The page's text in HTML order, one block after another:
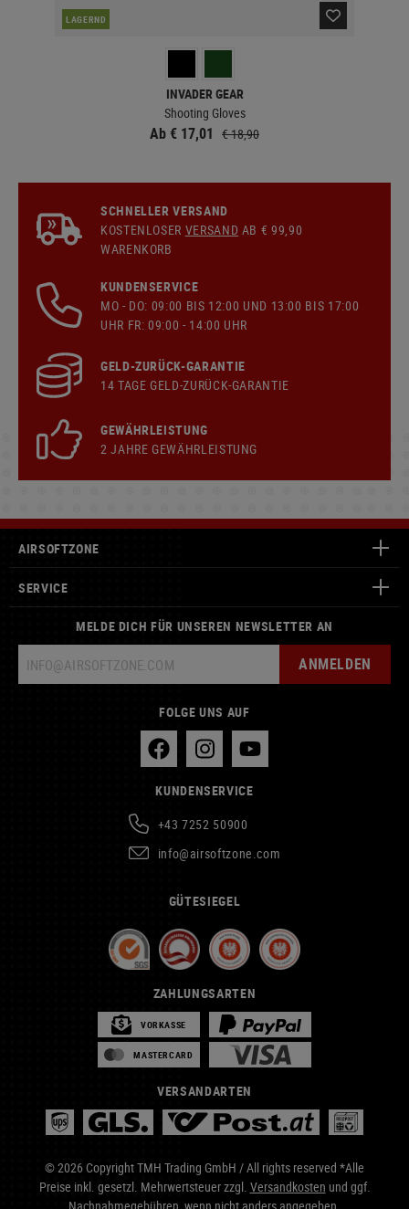
LAGERND
INVADER GEAR
Shooting Gloves
Ab € 17,01 € 18,90
SCHNELLER VERSAND
KOSTENLOSER VERSAND AB € 99,90
WARENKORB
KUNDENSERVICE
MO - DO: 09:00 BIS 12:00 UND 13:00 BIS 17:00
UHR FR: 09:00 - 14:00 UHR
GELD-ZURÜCK-GARANTIE
14 TAGE GELD-ZURÜCK-GARANTIE
GEWÄHRLEISTUNG
2 JAHRE GEWÄHRLEISTUNG
AIRSOFTZONE
SERVICE
MELDE DICH FÜR UNSEREN NEWSLETTER AN
ANMELDEN
FOLGE UNS AUF
KUNDENSERVICE
+43 7252 50900
info@airsoftzone.com
GÜTESIEGEL
ZAHLUNGSARTEN
VORKASSE
MASTERCARD
VERSANDARTEN
© 2026 Copyright TMH Trading GmbH / All rights reserved *Alle
Preise inkl. gesetzl. Mehrwertsteuer zzgl. Versandkosten und ggf.